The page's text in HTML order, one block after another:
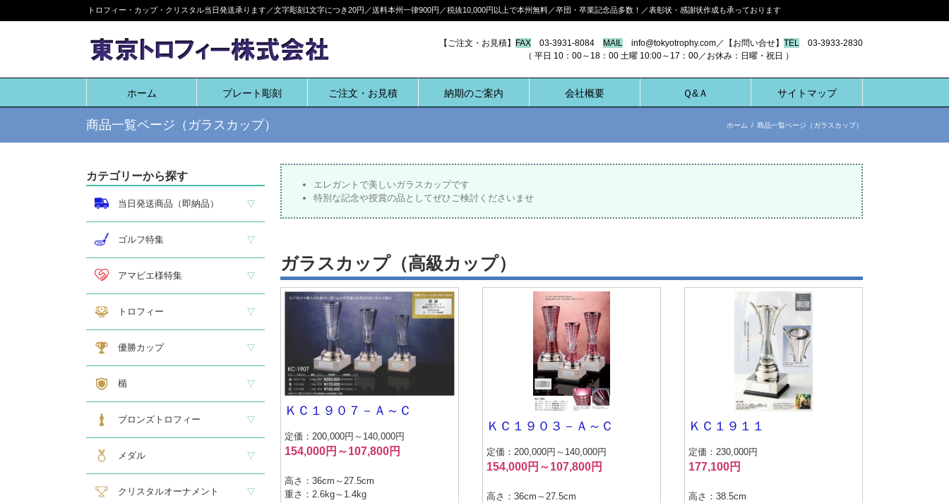
to
トロフィー・カップ・クリスタル当日発送承ります／文字彫刻1文字につき20円／送料本州一律900円／税抜10,000円以上で本州無料／卒団・卒業記念品多数！／表彰状・感謝状作成も承っております
【ご注文・お見積】 FAX 03-3931-8084 MAIL info@tokyotrophy.com／【お問い合せ】 TEL 03-3933-2830
（ 平日 10：00～18：00 土曜 10:00～17：00／お休み：日曜・祝日 ）
ホーム プレート彫刻 ご注文・お見積 納期のご案内 会社概要 Ｑ&Ａ サイトマップ
商品一覧ページ（ガラスカップ） ホーム / 商品一覧ページ（ガラスカップ）
エレガントで美しいガラスカップです
特別な記念や授賞の品としてぜひご検討くださいませ
ガラスカップ（高級カップ）
ＫＣ１９０７－Ａ～Ｃ
定価：200,000円～140,000円
154,000円～107,800円
高さ：36cm～27.5cm
重さ：2.6kg～1.4kg
ＫＣ１９０３－Ａ～Ｃ
定価：200,000円～140,000円
154,000円～107,800円
高さ：36cm～27.5cm
ＫＣ１９１１
定価：230,000円
177,100円
高さ：38.5cm
カテゴリーから探す
当日発送商品（即納品）
即納品 トロフィー
即納品 優勝カップ
即納品 クリスタル
即納品 特価品
ゴルフ特集
ホールインワン
ゴルフ専用カップ
ゴルフ専用ブロンズ
ゴルフ専用クリスタル
アマビエ様特集
アマビエ木札
アマビエボールチェーンキーホルダー
アマビエトロフィー
トロフィー
大型トロフィー
中型トロフィー１
中型トロフィー２
小型トロフィー
メダル交換式トロフィー
ペナント優勝カップ
大型・高級カップ
レリーフ交換式カップ
スタンダードカップ
デザインカップ
ゴルフ専用カップ
オニックスカップ
ガラスカップ
カラーカップ
ゴールドカップ
プラスチックカップ
ペナント
楯
スタンダード楯１
スタンダード楯２
スタンダード楯３
ゴルフ・野球・サッカー
その他スポーツ、文化系専用楯
メダル・レリーフ交換式楯
ハローキティ楯
ブロンズトロフィー
スタンダードブロンズ
各種専用ブロンズ
ゴルフ専用ブロンズ
メダル・レリーフ交換式ブロンズ
ハローキティブロンズ
メダル
スタンダードメダル
大きなメダル(70mmφ～)
レリーフ式勲章型メダル
オリジナルメダル
メダルケース
クリスタルオーナメント